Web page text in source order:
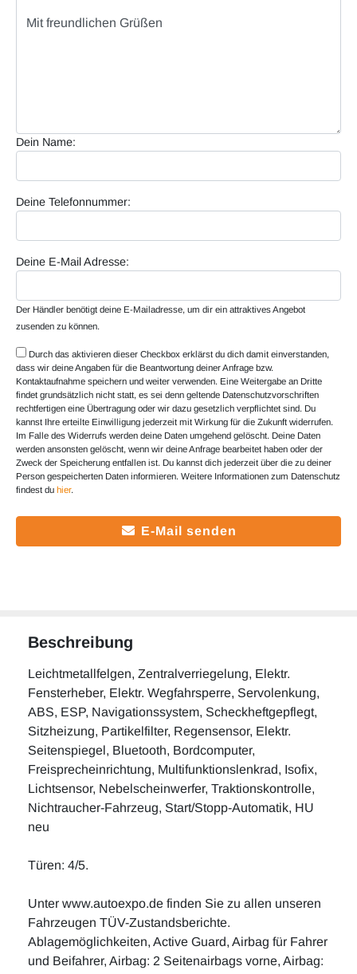
Dein Name:
Deine Telefonnummer:
Deine E-Mail Adresse:
Der Händler benötigt deine E-Mailadresse, um dir ein attraktives Angebot
zusenden zu können.
Durch das aktivieren dieser Checkbox erklärst du dich damit einverstanden,
dass wir deine Angaben für die Beantwortung deiner Anfrage bzw.
Kontaktaufnahme speichern und weiter verwenden. Eine Weitergabe an Dritte
findet grundsätzlich nicht statt, es sei denn geltende Datenschutzvorschriften
rechtfertigen eine Übertragung oder wir dazu gesetzlich verpflichtet sind. Du
kannst Ihre erteilte Einwilligung jederzeit mit Wirkung für die Zukunft widerrufen.
Im Falle des Widerrufs werden deine Daten umgehend gelöscht. Deine Daten
werden ansonsten gelöscht, wenn wir deine Anfrage bearbeitet haben oder der
Zweck der Speicherung entfallen ist. Du kannst dich jederzeit über die zu deiner
Person gespeicherten Daten informieren. Weitere Informationen zum Datenschutz
findest du hier.
E-Mail senden
Beschreibung
Leichtmetallfelgen, Zentralverriegelung, Elektr.
Fensterheber, Elektr. Wegfahrsperre, Servolenkung,
ABS, ESP, Navigationssystem, Scheckheftgepflegt,
Sitzheizung, Partikelfilter, Regensensor, Elektr.
Seitenspiegel, Bluetooth, Bordcomputer,
Freisprecheinrichtung, Multifunktionslenkrad, Isofix,
Lichtsensor, Nebelscheinwerfer, Traktionskontrolle,
Nichtraucher-Fahrzeug, Start/Stopp-Automatik, HU
neu
Türen: 4/5.
Unter www.autoexpo.de finden Sie zu allen unseren
Fahrzeugen TÜV-Zustandsberichte.
Ablagemöglichkeiten, Active Guard, Airbag für Fahrer
und Beifahrer, Airbag: 2 Seitenairbags vorne, Airbag: